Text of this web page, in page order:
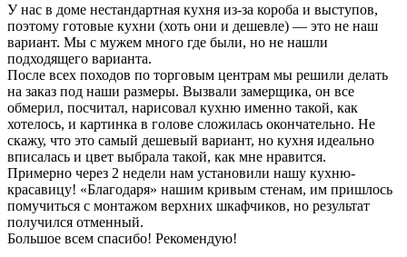
У нас в доме нестандартная кухня из-за короба и выступов,
поэтому готовые кухни (хоть они и дешевле) — это не наш
вариант. Мы с мужем много где были, но не нашли
подходящего варианта.
После всех походов по торговым центрам мы решили делать
на заказ под наши размеры. Вызвали замерщика, он все
обмерил, посчитал, нарисовал кухню именно такой, как
хотелось, и картинка в голове сложилась окончательно. Не
скажу, что это самый дешевый вариант, но кухня идеально
вписалась и цвет выбрала такой, как мне нравится.
Примерно через 2 недели нам установили нашу кухню-
красавицу! «Благодаря» нашим кривым стенам, им пришлось
помучиться с монтажом верхних шкафчиков, но результат
получился отменный.
Большое всем спасибо! Рекомендую!